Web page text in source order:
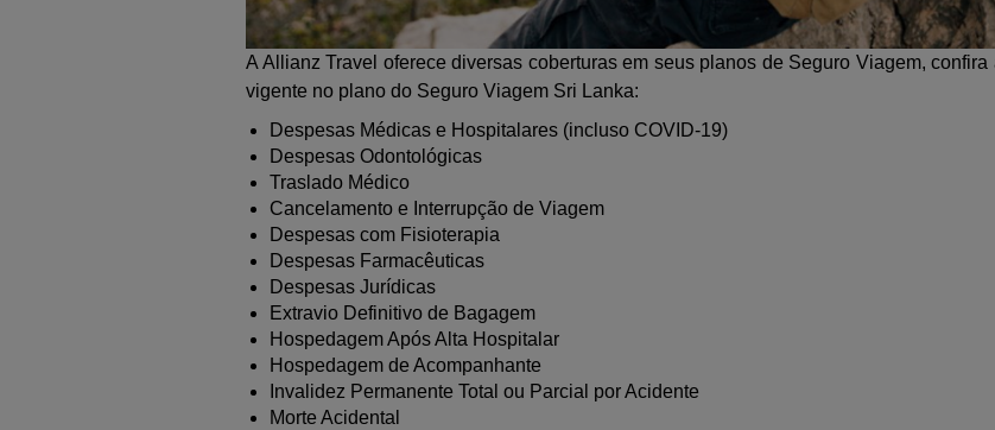
A Allianz Travel oferece diversas coberturas em seus planos de Seguro Viagem,
vigente no plano do Seguro Viagem Sri Lanka:
Despesas Médicas e Hospitalares (incluso COVID-19)
Despesas Odontológicas
Traslado Médico
Cancelamento e Interrupção de Viagem
Despesas com Fisioterapia
Despesas Farmacêuticas
Despesas Jurídicas
Extravio Definitivo de Bagagem
Hospedagem Após Alta Hospitalar
Hospedagem de Acompanhante
Invalidez Permanente Total ou Parcial por Acidente
Morte Acidental